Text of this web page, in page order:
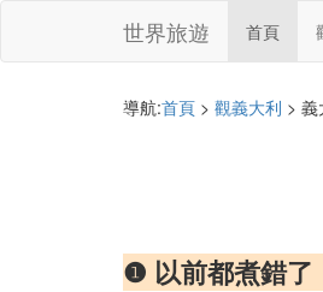
世界旅遊 首頁
導航:首頁 > 觀義大利 >
❶ 以前都煮錯了